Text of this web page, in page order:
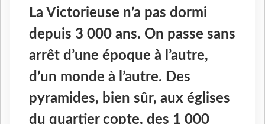
La Victorieuse n’a pas dormi
depuis 3 000 ans. On passe sans
arrêt d’une époque à l’autre,
d’un monde à l’autre. Des
pyramides, bien sûr, aux églises
du quartier copte, des 1 000